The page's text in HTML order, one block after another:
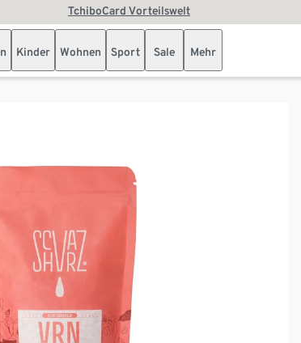
TchiboCard Vorteilswelt
Kinder Wohnen Sport Sale Mehr